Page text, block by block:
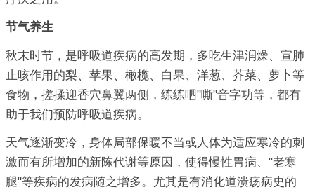
节气养生
秋末时节，是呼吸道疾病的高发期，多吃生津润燥、宣肺
止咳作用的梨、苹果、橄榄、白果、洋葱、芥菜、萝卜等
食物，搓揉迎香穴鼻翼两侧，练练呬"嘶"音字功等，都有
助于我们预防呼吸道疾病。
天气逐渐变冷，身体局部保暖不当或人体为适应寒冷的刺
激而有所增加的新陈代谢等原因，使得慢性胃病、"老寒
腿"等疾病的发病随之增多。尤其是有消化道溃疡病史的